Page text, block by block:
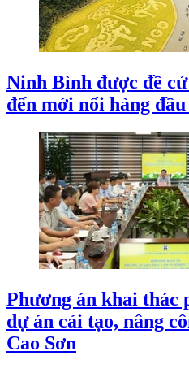
Ninh Bình được đề
đến mới nổi hàng
Phương án khai thác
dự án cải tạo, nâng
Cao Sơn